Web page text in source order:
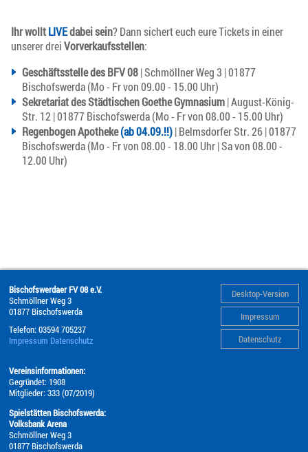
Ihr wolltLIVEdabei sein? Dann sichert euch eure Tickets in einer
unserer dreiVorverkaufsstellen:
Geschäftsstelle des BFV 08| Schmöllner Weg 3 | 01877
Bischofswerda (Mo - Fr von 09.00 - 15.00 Uhr)
Sekretariat des Städtischen Goethe Gymnasium| August-König-
Str. 12 | 01877 Bischofswerda (Mo - Fr von 08.00 - 15.00 Uhr)
Regenbogen Apotheke(ab 04.09.!!)| Belmsdorfer Str. 26 | 01877
Bischofswerda (Mo - Fr von 08.00 - 18.00 Uhr | Sa von 08.00 -
12.00 Uhr)
Desktop-Version
Impressum
Datenschutz
Bischofswerdaer FV 08 e.V.
Schmöllner Weg 3
01877 Bischofswerda
Telefon:03594 705237
Impressum Datenschutz
Vereinsinformationen:
Gegründet: 1908
Mitglieder: 333 (07/2019)
Spielstätten Bischofswerda:
Volksbank Arena
Schmöllner Weg 3
01877 Bischofswerda